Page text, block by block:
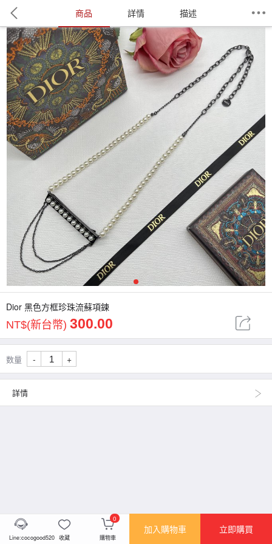
商品 詳情 描述
1
Dior 黑色方框珍珠流蘇項鍊
NT$(新台幣) 300.00
数量 - +
詳情
Line:cocogood520 收藏
0
購物車
加入購物車 立即購買